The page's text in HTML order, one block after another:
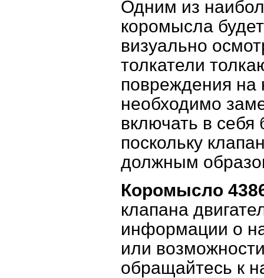
Одним из
коромысла
визуально
толкатели
повреждения на
необходимо
включать в себя
поскольку
должным
Коромысло
клапана
информации о
или
обращайтесь к